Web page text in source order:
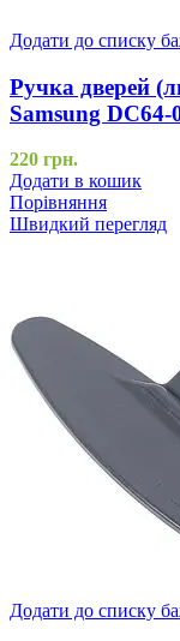
Додати до списку
Ручка дверей
Samsung DC64-
220 грн.
Додати в кошик
Порівняння
Швидкий перегляд
Додати до списку